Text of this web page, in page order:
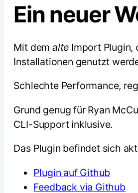
Ein neuer
Mit dem alte Import Plugin,
Installationen genutzt
Schlechte Performance,
Grund genug für Ryan
CLI-Support inklusive.
Das Plugin befindet sich
Plugin auf Github
Feedback via Github